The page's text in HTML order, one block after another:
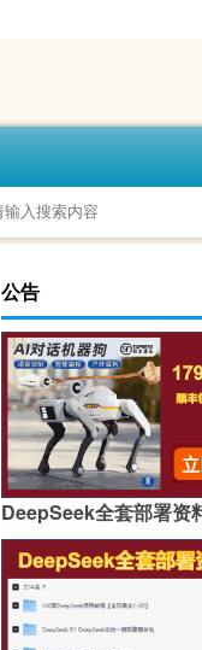
公告
DeepSeek全套部署资